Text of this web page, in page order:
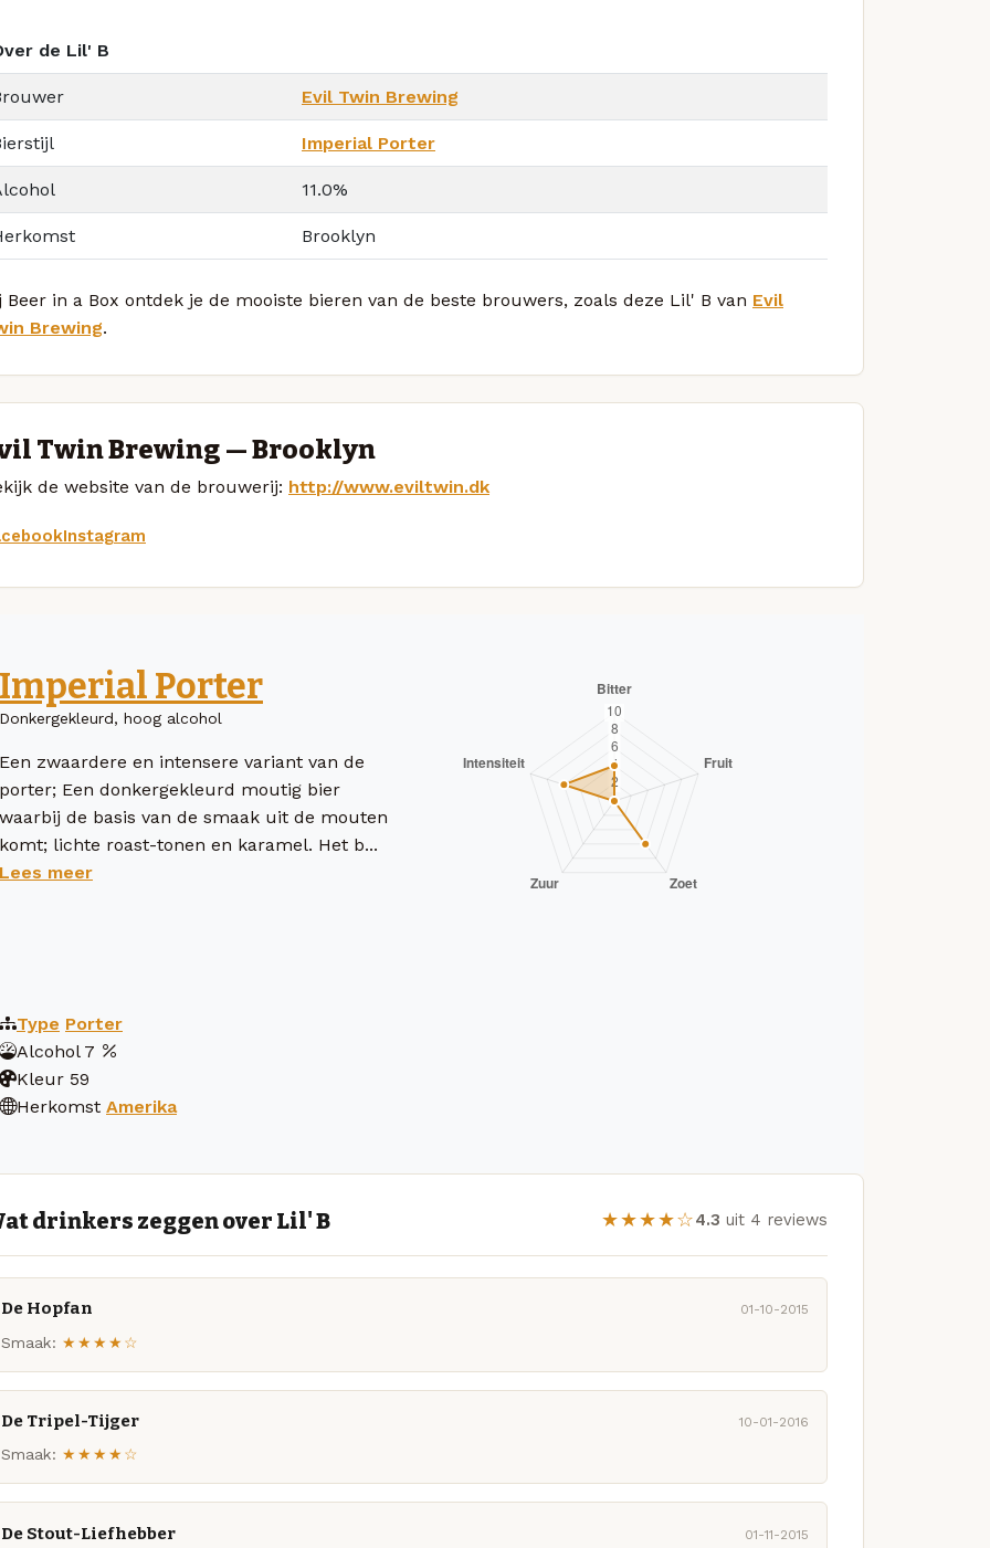
de Lil' B
Evil Twin Brewing
Imperial Porter
11.0%
Brooklyn
Beer in a Box ontdek je de mooiste bieren van de beste brouwers, zoals deze Lil' B van Evil
Brewing.
Twin Brewing — Brooklyn
de website van de brouwerij: http://www.eviltwin.dk
Instagram
Imperial Porter
Donkergekleurd, hoog alcohol
Een zwaardere en intensere variant van de
porter; Een donkergekleurd moutig bier
waarbij de basis van de smaak uit de mouten
komt; lichte roast-tonen en karamel. Het b...
Lees meer
Type Porter
Alcohol 7
Kleur 59
Herkomst Amerika
drinkers zeggen over Lil' B ★★★★☆4.3 uit 4 reviews
De Hopfan 01-10-2015
Smaak: ★★★★☆
De Tripel-Tijger 10-01-2016
Smaak: ★★★★☆
De Stout-Liefhebber 01-11-2015